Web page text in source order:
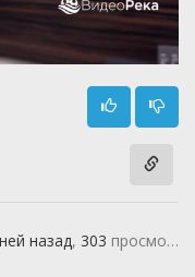
назад, 303 просмотра